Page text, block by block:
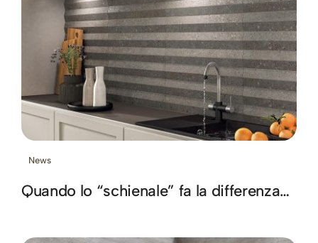
News
Quando lo “schienale” fa la differenza…